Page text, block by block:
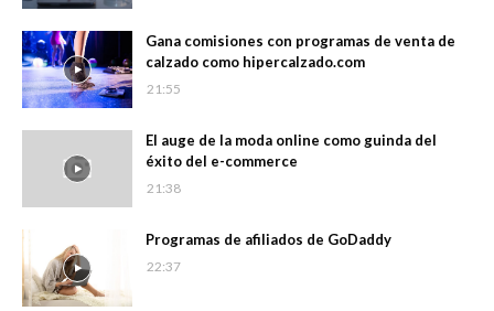
Gana comisiones con programas de venta de
calzado como hipercalzado.com
21:55
El auge de la moda online como guinda del
éxito del e-commerce
21:38
Programas de afiliados de GoDaddy
22:37